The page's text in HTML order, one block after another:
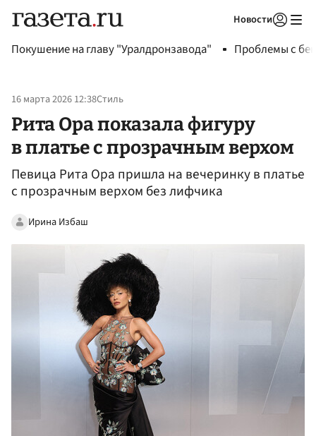
Новости
Покушение на главу "Уралдронзавода" Проблемы с
16 марта 2026 12:38Стиль
Рита Ора показала фигуру
в платье с прозрачным верхом
Певица Рита Ора пришла на вечеринку в платье
с прозрачным верхом без лифчика
Ирина Избаш